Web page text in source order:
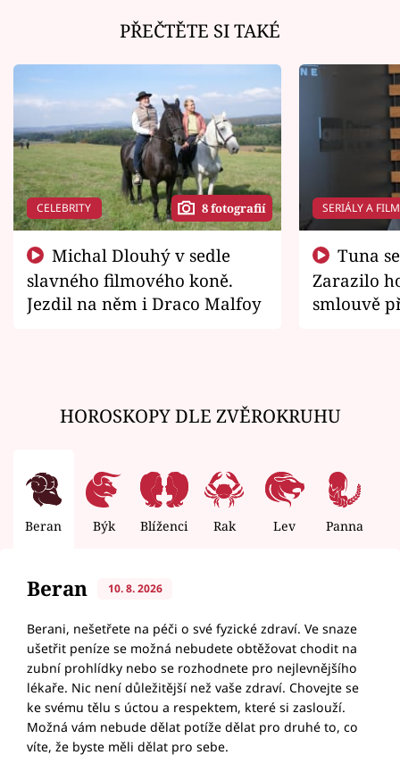
PŘEČTĚTE SI TAKÉ
CELEBRITY 8 fotografií
slavného filmového koně.
Jezdil na něm i Draco Malfoy
SERIÁLY A
Zarazilo
smlouvě
HOROSKOPY DLE ZVĚROKRUHU
Beran Býk Blíženci Rak Lev Panna
Beran 10. 8. 2026
Berani, nešetřete na péči o své fyzické zdraví. Ve snaze
ušetřit peníze se možná nebudete obtěžovat chodit na
zubní prohlídky nebo se rozhodnete pro nejlevnějšího
lékaře. Nic není důležitější než vaše zdraví. Chovejte se
ke svému tělu s úctou a respektem, které si zaslouží.
Možná vám nebude dělat potíže dělat pro druhé to, co
víte, že byste měli dělat pro sebe.